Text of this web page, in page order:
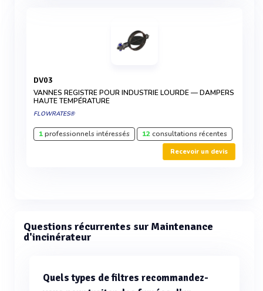
DV03
VANNES REGISTRE POUR INDUSTRIE LOURDE — DAMPERS
HAUTE TEMPÉRATURE
FLOWRATES®
1professionnels intéressés 12consultations récentes
Recevoir un devis
Questions récurrentes sur Maintenance
d'incinérateur
Quels types de filtres recommandez-